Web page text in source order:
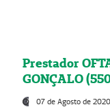
Prestador
GONÇALO
07 de Agosto de 2020